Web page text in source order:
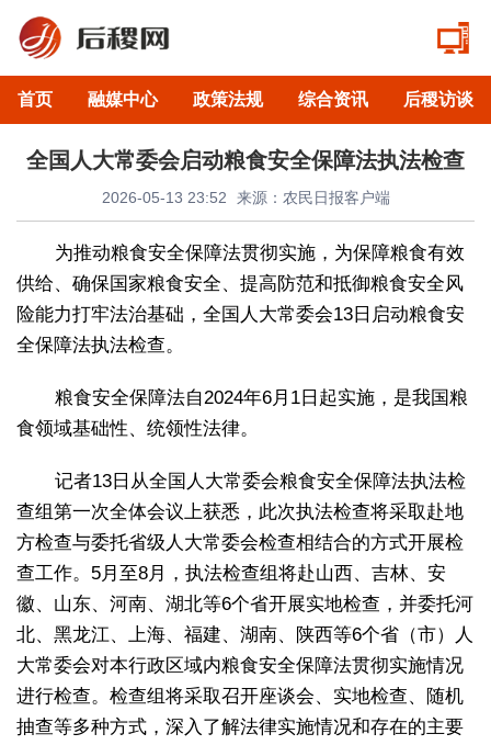
首页 融媒中心 政策法规 综合资讯 后稷访谈
全国人大常委会启动粮食安全保障法执法检查
2026-05-13 23:52 来源：农民日报客户端
为推动粮食安全保障法贯彻实施，为保障粮食有效
供给、确保国家粮食安全、提高防范和抵御粮食安全风
险能力打牢法治基础，全国人大常委会13日启动粮食安
全保障法执法检查。
粮食安全保障法自2024年6月1日起实施，是我国粮
食领域基础性、统领性法律。
记者13日从全国人大常委会粮食安全保障法执法检
查组第一次全体会议上获悉，此次执法检查将采取赴地
方检查与委托省级人大常委会检查相结合的方式开展检
查工作。5月至8月，执法检查组将赴山西、吉林、安
徽、山东、河南、湖北等6个省开展实地检查，并委托河
北、黑龙江、上海、福建、湖南、陕西等6个省（市）人
大常委会对本行政区域内粮食安全保障法贯彻实施情况
进行检查。检查组将采取召开座谈会、实地检查、随机
抽查等多种方式，深入了解法律实施情况和存在的主要